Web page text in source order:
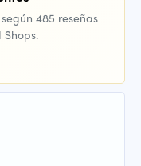
485 reseñas